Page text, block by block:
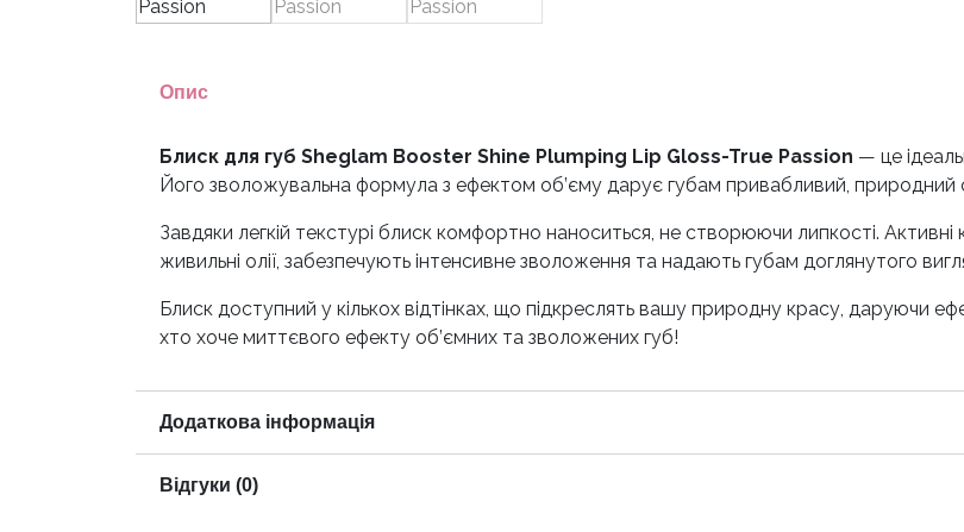
Опис
Блиск для губ Sheglam Booster Shine Plumping Lip Gloss-True Passion — це
Його зволожувальна формула з ефектом об’єму дарує губам привабливий, природний
Завдяки легкій текстурі блиск комфортно наноситься, не створюючи липкості.
живильні олії, забезпечують інтенсивне зволоження та надають губам доглянутого
Блиск доступний у кількох відтінках, що підкреслять вашу природну красу, даруючи
хто хоче миттєвого ефекту об’ємних та зволожених губ!
Додаткова інформація
Відгуки (0)